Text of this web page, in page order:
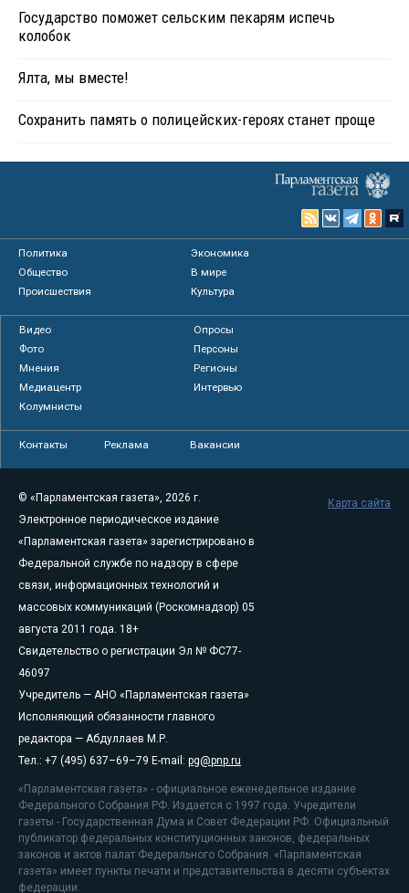
Государство поможет сельским пекарям испечь
колобок
Ялта, мы вместе!
Сохранить память о полицейских-героях станет проще
Политика
Экономика
Общество
В мире
Происшествия
Культура
Видео
Опросы
Фото
Персоны
Мнения
Регионы
Медиацентр
Интервью
Колумнисты
Контакты Реклама Вакансии
© «Парламентская газета», 2026 г.
Электронное периодическое издание
«Парламентская газета» зарегистрировано в
Федеральной службе по надзору в сфере
связи, информационных технологий и
массовых коммуникаций (Роскомнадзор) 05
августа 2011 года. 18+
Свидетельство о регистрации Эл № ФС77-
46097
Учредитель — АНО «Парламентская газета»
Исполняющий обязанности главного
редактора — Абдуллаев М.Р.
Тел.: +7 (495) 637–69–79 E-mail: pg@pnp.ru
«Парламентская газета» - официальное еженедельное издание
Федерального Собрания РФ. Издается с 1997 года. Учредители
газеты - Государственная Дума и Совет Федерации РФ. Официальный
публикатор федеральных конституционных законов, федеральных
законов и актов палат Федерального Собрания. «Парламентская
газета» имеет пункты печати и представительства в десяти субъектах
федерации.
Карта сайта